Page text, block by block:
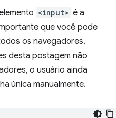
<input> é a
que você pode
os navegadores.
desta postagem não
o usuário ainda
única manualmente.